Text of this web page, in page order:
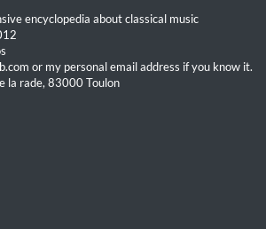
encyclopedia about classical music
or my personal email address if you know it.
la rade, 83000 Toulon